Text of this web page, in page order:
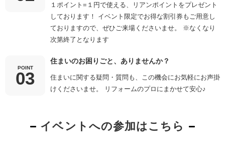
１ポイント=１円で使える、リアンポイントをプレゼント
しております！ イベント限定でお得な割引券もご用意し
ておりますので、ぜひご来場くださいませ。 ※なくなり
次第終了となります
POINT
住まいのお困りごと、ありませんか？
住まいに関する疑問・質問も、この機会にお気軽にお声掛
けくださいませ。 リフォームのプロにまかせて安心♪
イベントへの参加はこちら